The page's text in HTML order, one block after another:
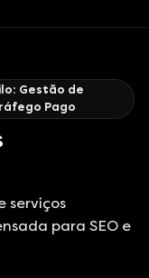
Gestão de
Pago
serviços
para SEO e